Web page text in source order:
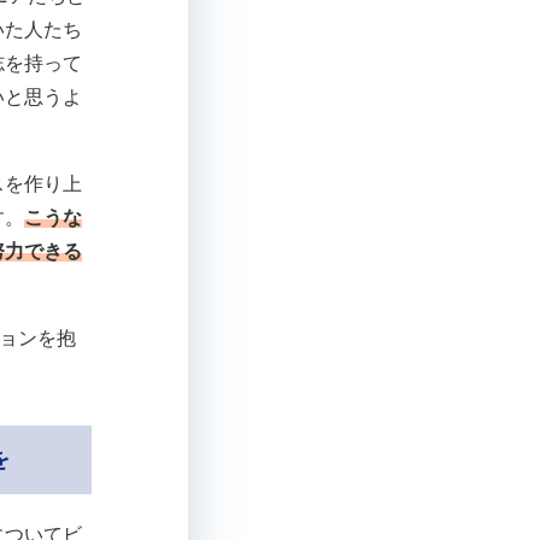
人たち
持って
思うよ
作り上
こうな
力できる
ンを抱
ついてビ